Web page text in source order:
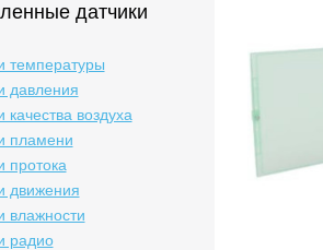
датчики
температуры
давления
качества воздуха
пламени
протока
движения
влажности
радио